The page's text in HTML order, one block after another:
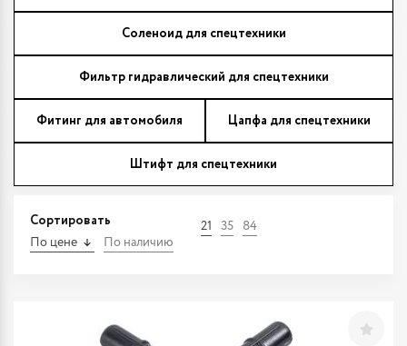
Соленоид для спецтехники
Фильтр гидравлический для спецтехники
Фитинг для автомобиля Цапфа для спецтехники
Штифт для спецтехники
Сортировать
По цене По наличию
21 35 84